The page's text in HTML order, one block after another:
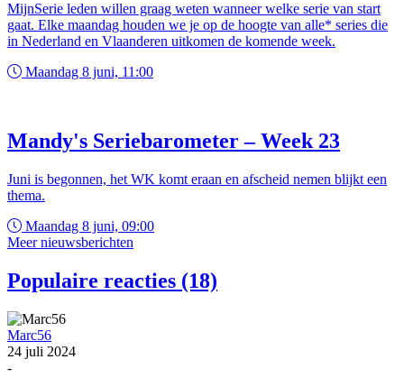
MijnSerie leden willen graag weten wanneer welke serie van start
gaat. Elke maandag houden we je op de hoogte van alle* series die
in Nederland en Vlaanderen uitkomen de komende week.
Maandag 8 juni, 11:00
Mandy's Seriebarometer – Week 23
Juni is begonnen, het WK komt eraan en afscheid nemen blijkt een
thema.
Maandag 8 juni, 09:00
Meer nieuwsberichten
Populaire reacties (18)
Marc56
24 juli 2024
-